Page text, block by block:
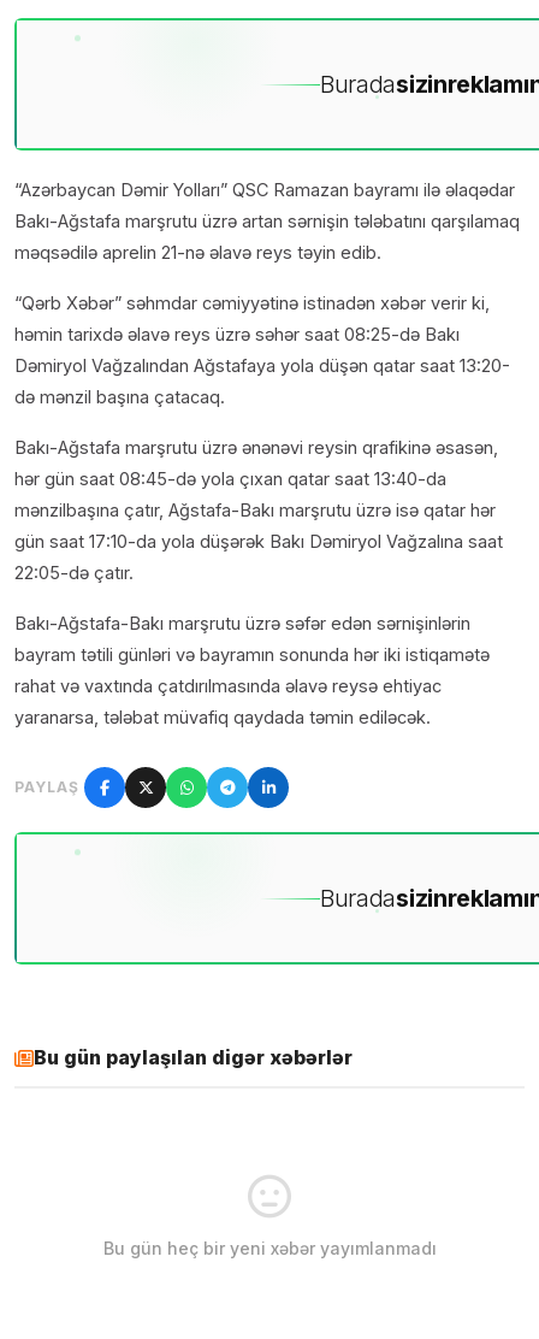
Buradasizin
“Azərbaycan Dəmir Yolları” QSC Ramazan bayramı ilə əlaqədar
Bakı-Ağstafa marşrutu üzrə artan sərnişin tələbatını qarşılamaq
məqsədilə aprelin 21-nə əlavə reys təyin edib.
“Qərb Xəbər” səhmdar cəmiyyətinə istinadən xəbər verir ki,
həmin tarixdə əlavə reys üzrə səhər saat 08:25-də Bakı
Dəmiryol Vağzalından Ağstafaya yola düşən qatar saat 13:20-
də mənzil başına çatacaq.
Bakı-Ağstafa marşrutu üzrə ənənəvi reysin qrafikinə əsasən,
hər gün saat 08:45-də yola çıxan qatar saat 13:40-da
mənzilbaşına çatır, Ağstafa-Bakı marşrutu üzrə isə qatar hər
gün saat 17:10-da yola düşərək Bakı Dəmiryol Vağzalına saat
22:05-də çatır.
Bakı-Ağstafa-Bakı marşrutu üzrə səfər edən sərnişinlərin
bayram tətili günləri və bayramın sonunda hər iki istiqamətə
rahat və vaxtında çatdırılmasında əlavə reysə ehtiyac
yaranarsa, tələbat müvafiq qaydada təmin ediləcək.
PAYLAŞ
Buradasizin
Bu gün paylaşılan digər xəbərlər
Bu gün heç bir yeni xəbər yayımlanmadı